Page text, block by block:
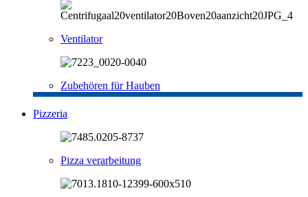
Ventilator
Zubehören für Hauben
Pizzeria
Pizza verarbeitung